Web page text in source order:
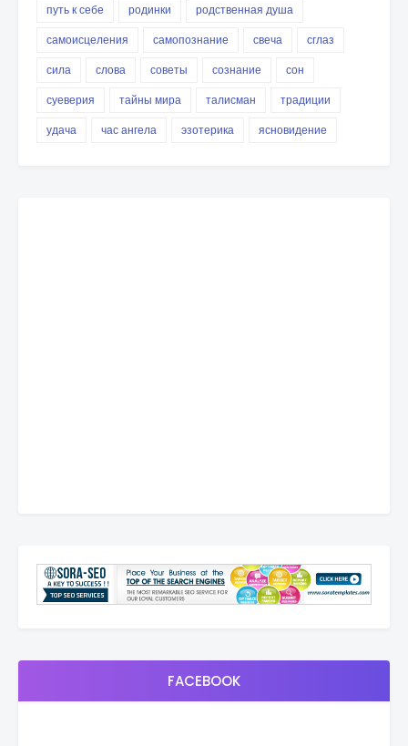
путь к себе
родинки
родственная душа
самоисцеления
самопознание свеча
сглаз
сила
слова советы сознание
сон
суеверия
тайны мира талисман
традиции
удача
час ангела эзотерика ясновидение
FACEBOOK